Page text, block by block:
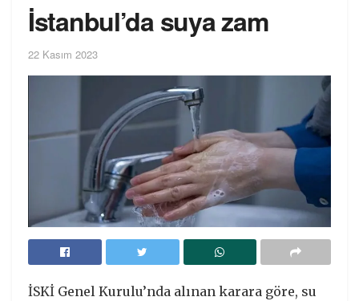
İstanbul’da suya zam
22 Kasım 2023
İSKİ Genel Kurulu’nda alınan karara göre, su